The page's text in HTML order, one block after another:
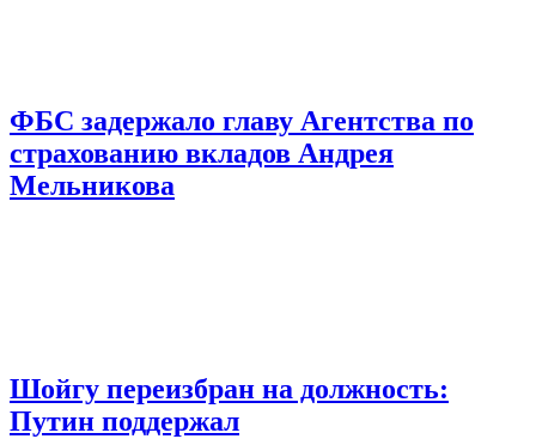
ФБС задержало главу Агентства по
страхованию вкладов Андрея
Мельникова
Шойгу переизбран на должность:
Путин поддержал